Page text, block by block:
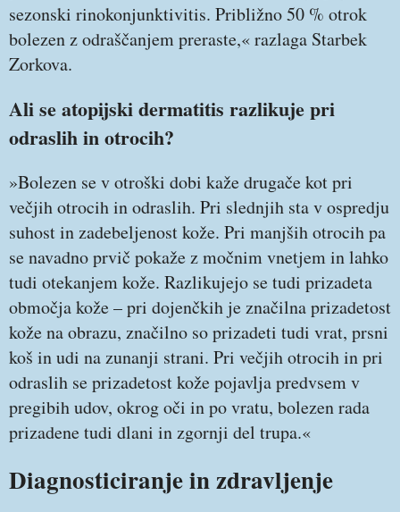
sezonski rinokonjunktivitis. Približno 50 % otrok
bolezen z odraščanjem preraste,« razlaga Starbek
Zorkova.
Ali se atopijski dermatitis razlikuje pri
odraslih in otrocih?
»Bolezen se v otroški dobi kaže drugače kot pri
večjih otrocih in odraslih. Pri slednjih sta v ospredju
suhost in zadebeljenost kože. Pri manjših otrocih pa
se navadno prvič pokaže z močnim vnetjem in lahko
tudi otekanjem kože. Razlikujejo se tudi prizadeta
območja kože – pri dojenčkih je značilna prizadetost
kože na obrazu, značilno so prizadeti tudi vrat, prsni
koš in udi na zunanji strani. Pri večjih otrocih in pri
odraslih se prizadetost kože pojavlja predvsem v
pregibih udov, okrog oči in po vratu, bolezen rada
prizadene tudi dlani in zgornji del trupa.«
Diagnosticiranje in zdravljenje